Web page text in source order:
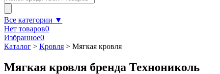
Все категории ▼
Нет товаров0
Избранное0
Каталог > Кровля > Мягкая кровля
Мягкая кровля бренда Технониколь